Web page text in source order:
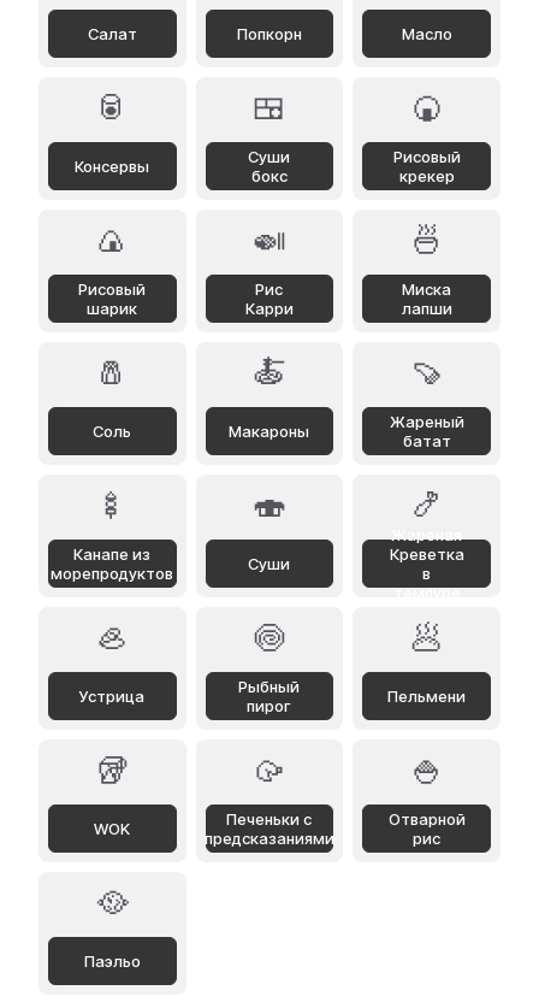
Салат Попкорн Масло
🥫
Консервы
🍱
Суши
бокс
🍘
Рисовый
крекер
🍙
Рисовый
шарик
🍛
Рис
Карри
🍜
Миска
лапши
🧂
Соль
🍝
Макароны
🍠
Жареный
батат
🍢
Канапе из
морепродуктов
🍣
Суши
🍤
Креветка
в
темпуре
🦪
Устрица
🍥
Рыбный
пирог
🥟
Пельмени
🥡
WOK
🥠
Печеньки с
предсказаниями
🍚
Отварной
рис
🥘
Паэльо